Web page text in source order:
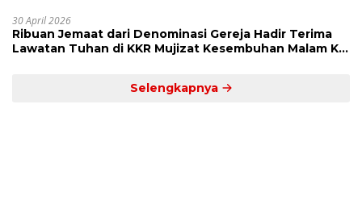
30 April 2026
Ribuan Jemaat dari Denominasi Gereja Hadir Terima
Lawatan Tuhan di KKR Mujizat Kesembuhan Malam Ke
Selengkapnya